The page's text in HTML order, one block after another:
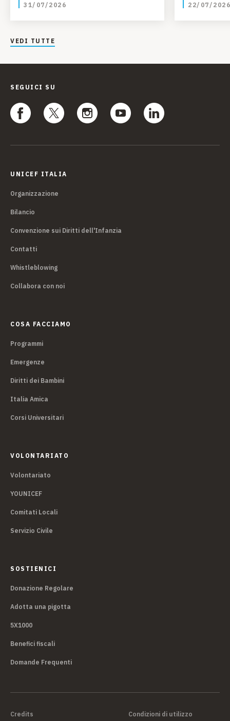
31/07/2026 22/07/2026
VEDI TUTTE
SEGUICI SU
UNICEF ITALIA
Organizzazione
Bilancio
Convenzione sui Diritti dell'Infanzia
Contatti
Whistleblowing
Collabora con noi
COSA FACCIAMO
Programmi
Emergenze
Diritti dei Bambini
Italia Amica
Corsi Universitari
VOLONTARIATO
Volontariato
YOUNICEF
Comitati Locali
Servizio Civile
SOSTIENICI
Donazione Regolare
Adotta una pigotta
5X1000
Benefici fiscali
Domande Frequenti
Credits Condizioni di utilizzo